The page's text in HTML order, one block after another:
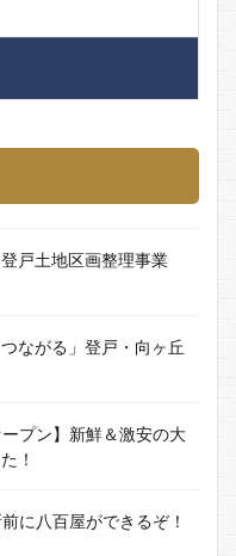
戸土地区画整理事業
ながる」登戸・向ヶ丘
プン】新鮮＆激安の大
！
に八百屋ができるぞ！